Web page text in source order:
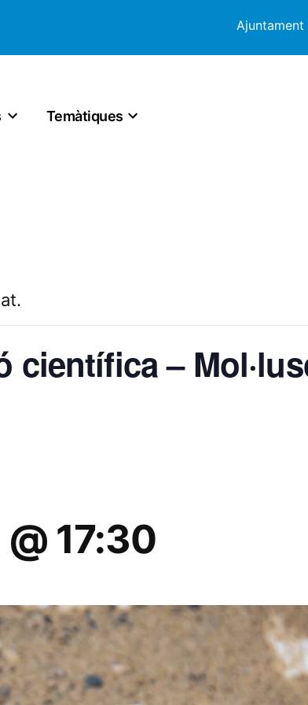
Ajuntament
Temàtiques
científica –
17:30